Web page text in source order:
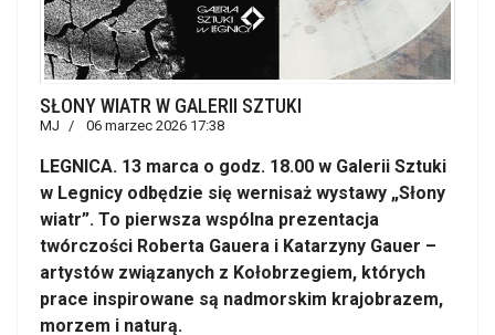
SŁONY WIATR W GALERII SZTUKI
MJ 06 marzec 2026 17:38
LEGNICA. 13 marca o godz. 18.00 w Galerii Sztuki
w Legnicy odbędzie się wernisaż wystawy „Słony
wiatr”. To pierwsza wspólna prezentacja
twórczości Roberta Gauera i Katarzyny Gauer –
artystów związanych z Kołobrzegiem, których
prace inspirowane są nadmorskim krajobrazem,
morzem i naturą.